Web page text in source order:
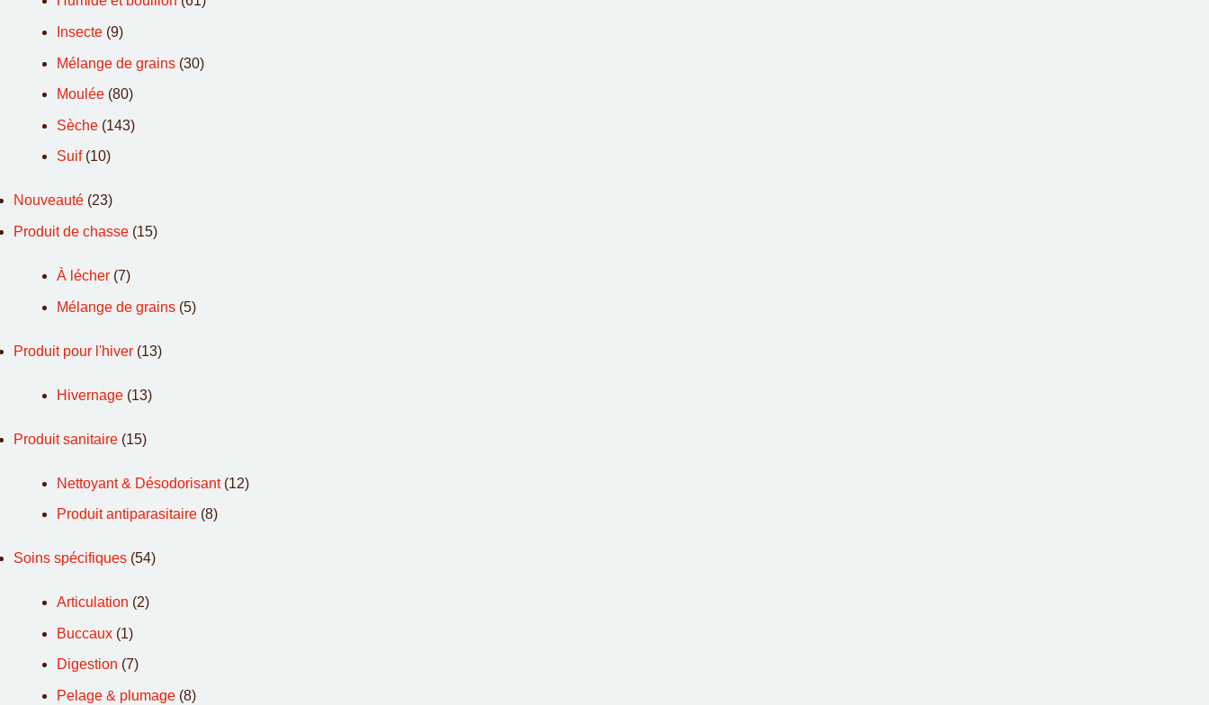
Insecte (9)
Mélange de grains (30)
Moulée (80)
Sèche (143)
Suif (10)
Nouveauté (23)
Produit de chasse (15)
À lécher (7)
Mélange de grains (5)
Produit pour l'hiver (13)
Hivernage (13)
Produit sanitaire (15)
Nettoyant & Désodorisant (12)
Produit antiparasitaire (8)
Soins spécifiques (54)
Articulation (2)
Buccaux (1)
Digestion (7)
Pelage & plumage (8)